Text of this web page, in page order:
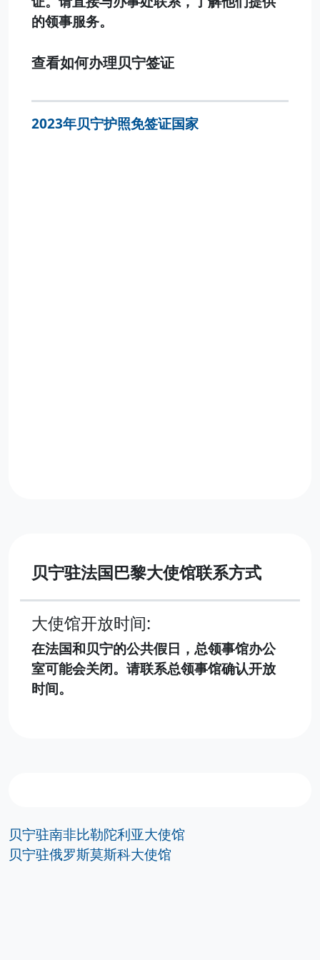
的领事服务。
查看如何办理贝宁签证
2023年贝宁护照免签证国家
贝宁驻法国巴黎大使馆联系方式
大使馆开放时间:
在法国和贝宁的公共假日，总领事馆办公
室可能会关闭。请联系总领事馆确认开放
时间。
贝宁驻南非比勒陀利亚大使馆
贝宁驻俄罗斯莫斯科大使馆